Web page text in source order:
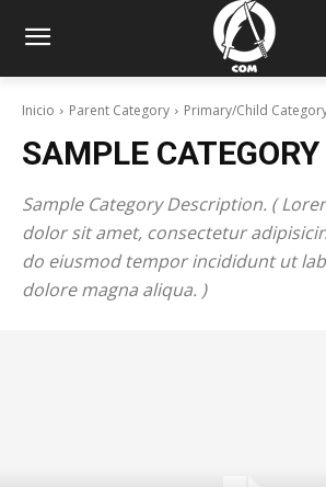
Inicio Parent Category Primary/Child
SAMPLE
Sample Category Description. (
dolor sit amet, consectetur
do eiusmod tempor incididunt ut
dolore magna aliqua. )